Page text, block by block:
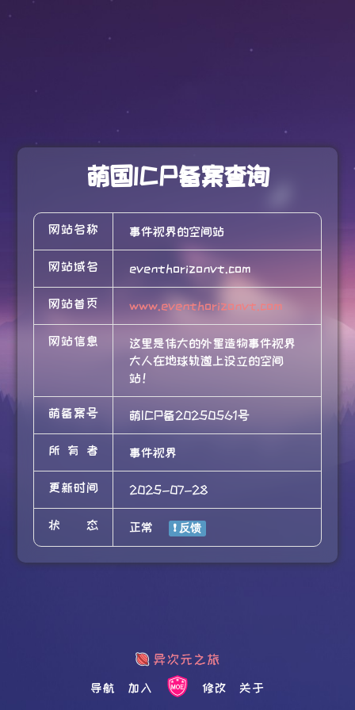
萌国ICP备案查询
网站名称 事件视界的空间站
网站域名 eventhorizonvt.com
网站首页 www.eventhorizonvt.com
网站信息
这里是伟大的外星造物事件视界
大人在地球轨道上设立的空间
站！
萌备案号 萌ICP备20250561号
所有者 事件视界
更新时间 2025-07-28
状态 正常
导航 加入 修改 关于